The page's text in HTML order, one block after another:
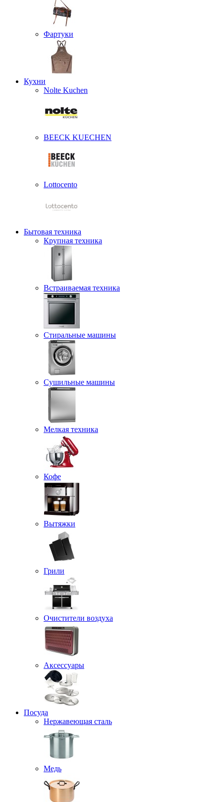
Фартуки
Кухни
Nolte Kuchen
BEECK KUECHEN
Lottocento
Бытовая техника
Крупная техника
Встраиваемая техника
Стиральные машины
Сушильные машины
Мелкая техника
Кофе
Вытяжки
Грили
Очистители воздуха
Аксессуары
Посуда
Нержавеющая сталь
Медь